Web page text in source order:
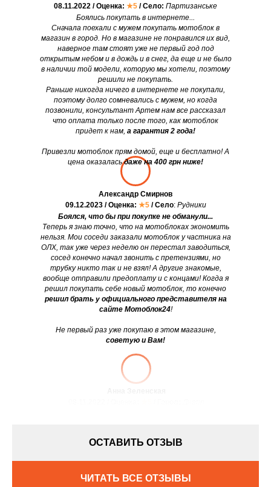
Боялся, что бы при покупке не обманули...
Теперь я знаю точно, что на мотоблоках экономить
нельзя. Мои соседи заказали мотоблок у частника на
ОЛХ, так уже через неделю он перестал заводиться,
сосед конечно начал звонить с претензиями, но
трубку никто так и не взял! А другие знакомые,
вообще отправили предоплату и с концами! Когда я
решил покупать себе новый мотоблок, то конечно
решил брать у официального представителя на
сайте Мотоблок24!
Не первый раз уже покупаю в этом магазине,
советую и Вам!
Александр Смирнов
09.12.2023 / Оценка: ★5 / Село: Рудники
Боялись покупать в интернете...
Сначала поехали с мужем покупать мотоблок в
магазин в город. Но в магазине не понравился их вид,
наверное там стоят уже не первый год под
открытым небом и в дождь и в снег, да еще и не было
в наличии той модели, которую мы хотели, поэтому
решили не покупать.
Раньше никогда ничего в интернете не покупали,
поэтому долго сомневались с мужем, но когда
позвонили, консультант Артем нам все рассказал
что оплата только после того, как мотоблок
придет к нам, а гарантия 2 года!
Привезли мотоблок прям домой, еще и бесплатно! А
цена оказаласьдаже на 400 грн ниже!
08.11.2022 / Оценка: ★5 / Село: Партизанське
Анна Зеленская
ОСТАВИТЬ ОТЗЫВ
ЧИТАТЬ ВСЕ ОТЗЫВЫ